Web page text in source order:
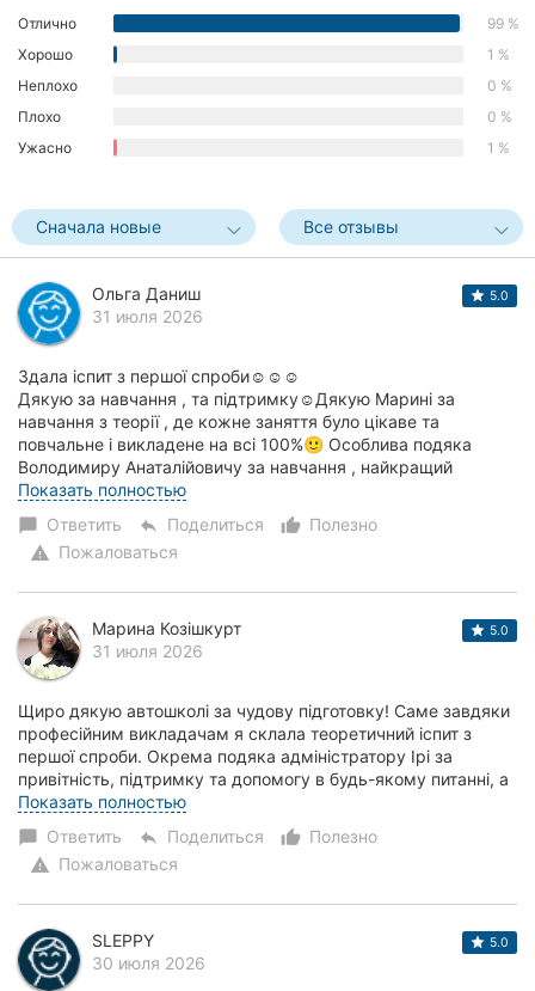
Отлично
99 %
Хорошо
1 %
Неплохо
0 %
Плохо
0 %
Ужасно
1 %
Сначала новые Все отзывы
Ольга Даниш
31 июля 2026
5.0
Здала іспит з першої спроби☺️☺️☺️
Дякую за навчання , та підтримку☺️Дякую Марині за
навчання з теорії , де кожне заняття було цікаве та
повчальне і викладене на всі 100%🙂 Особлива подяка
Володимиру Анаталійовичу за навчання , найкращий
інструктор ,...
Показать полностью
chat_bubble Ответить reply Поделиться thumb_up_alt
Полезно
warning Пожаловаться
Марина Козішкурт
31 июля 2026
5.0
Щиро дякую автошколі за чудову підготовку! Саме завдяки
професійним викладачам я склала теоретичний іспит з
першої спроби. Окрема подяка адміністратору Ірі за
привітність, підтримку та допомогу в будь-якому питанні, а
також викладачу Марині за доступ...
Показать полностью
chat_bubble Ответить reply Поделиться thumb_up_alt
Полезно
warning Пожаловаться
SLEPPY
30 июля 2026
5.0